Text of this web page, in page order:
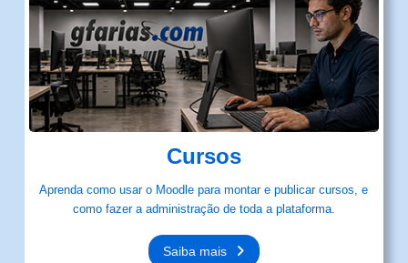
Cursos
Aprenda como usar o Moodle para montar e publicar cursos, e
como fazer a administração de toda a plataforma.
Saiba mais